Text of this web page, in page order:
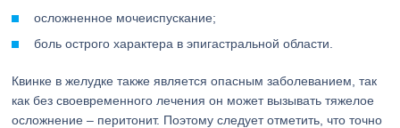
осложненное мочеиспускание;
боль острого характера в эпигастральной области.
Квинке в желудке также является опасным заболеванием, так
как без своевременного лечения он может вызывать тяжелое
осложнение – перитонит. Поэтому следует отметить, что точно